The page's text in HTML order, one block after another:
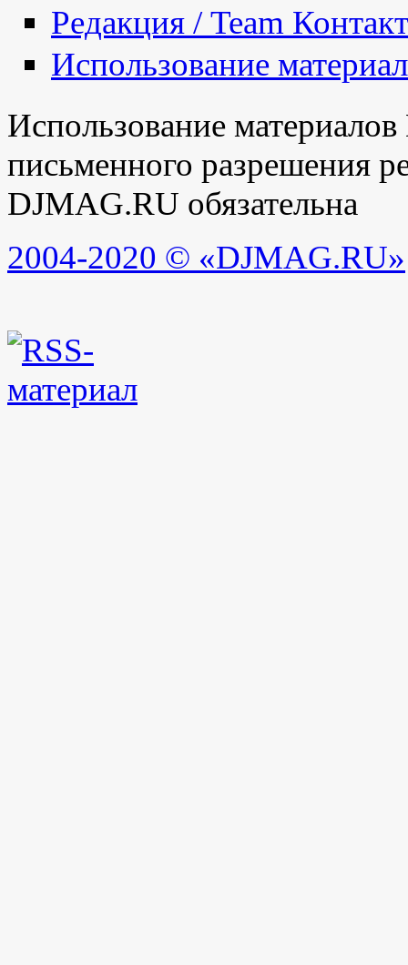
Редакция / Team
Использование
Использование
письменного разрешения
DJMAG.RU обязательна
2004-2020 © «DJMAG.RU»